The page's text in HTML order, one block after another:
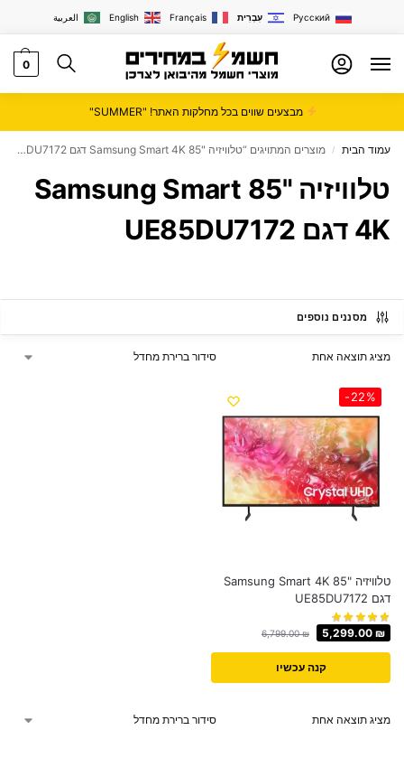
العربية English Français עִבְרִית Русский
0
מבצעים שווים בכל מחלקות האתר! "SUMMER"
עמוד הבית / מוצרים המתויגים “טלוויזיה "85 Samsung Smart 4K דגם UE85DU7172”
טלוויזיה "85 Samsung Smart
4K דגם UE85DU7172
מסננים נוספים
מציג תוצאה אחת
-22%
טלוויזיה "85 Samsung Smart 4K
דגם UE85DU7172
6,799.00₪ 5,299.00 ₪
קנה עכשיו
מציג תוצאה אחת